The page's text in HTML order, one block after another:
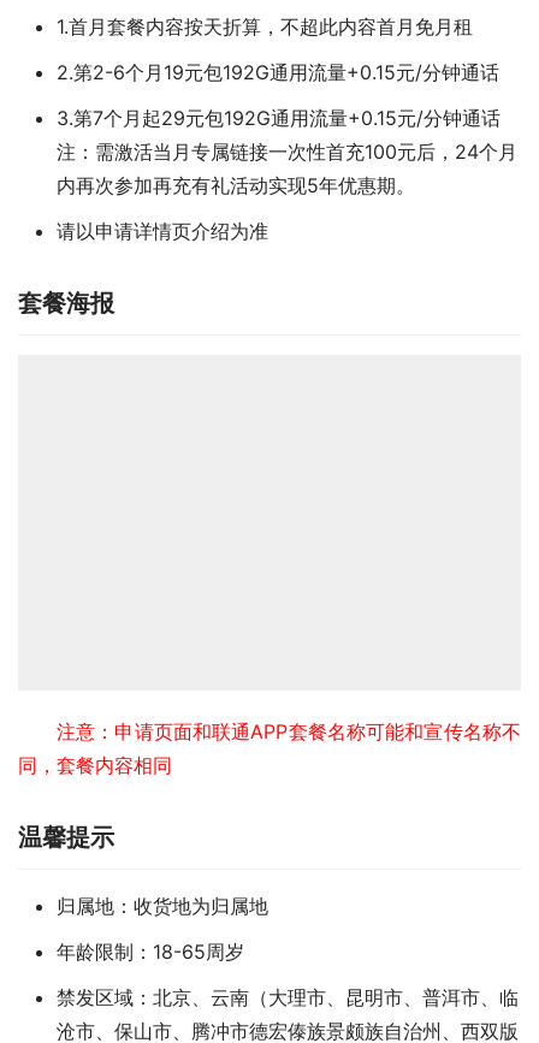
1.首月套餐内容按天折算，不超此内容首月免月租
2.第2-6个月19元包192G通用流量+0.15元/分钟通话
3.第7个月起29元包192G通用流量+0.15元/分钟通话
注：需激活当月专属链接一次性首充100元后，24个月
内再次参加再充有礼活动实现5年优惠期。
请以申请详情页介绍为准
套餐海报
注意：申请页面和联通APP套餐名称可能和宣传名称不
同，套餐内容相同
温馨提示
归属地：收货地为归属地
年龄限制：18-65周岁
禁发区域：北京、云南（大理市、昆明市、普洱市、临
沧市、保山市、腾冲市德宏傣族景颇族自治州、西双版